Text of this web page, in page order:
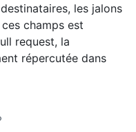
les jalons
champs est
request, la
répercutée dans